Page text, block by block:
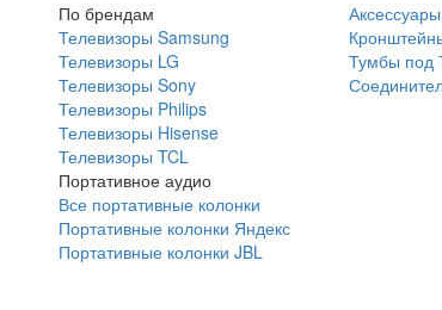
По брендам
Телевизоры Samsung
Телевизоры LG
Телевизоры Sony
Телевизоры Philips
Телевизоры Hisense
Телевизоры TCL
Портативное аудио
Все портативные колонки
Портативные колонки Яндекс
Портативные колонки JBL
Аксессуары
Тумбы под